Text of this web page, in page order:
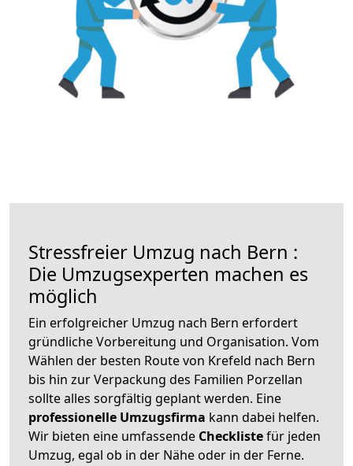
Stressfreier Umzug nach Bern :
Die Umzugsexperten machen es
möglich
Ein erfolgreicher Umzug nach Bern erfordert
gründliche Vorbereitung und Organisation. Vom
Wählen der besten Route von Krefeld nach Bern
bis hin zur Verpackung des Familien Porzellan
sollte alles sorgfältig geplant werden. Eine
professionelle Umzugsfirma kann dabei helfen.
Wir bieten eine umfassende Checklistefür jeden
Umzug, egal ob in der Nähe oder in der Ferne.